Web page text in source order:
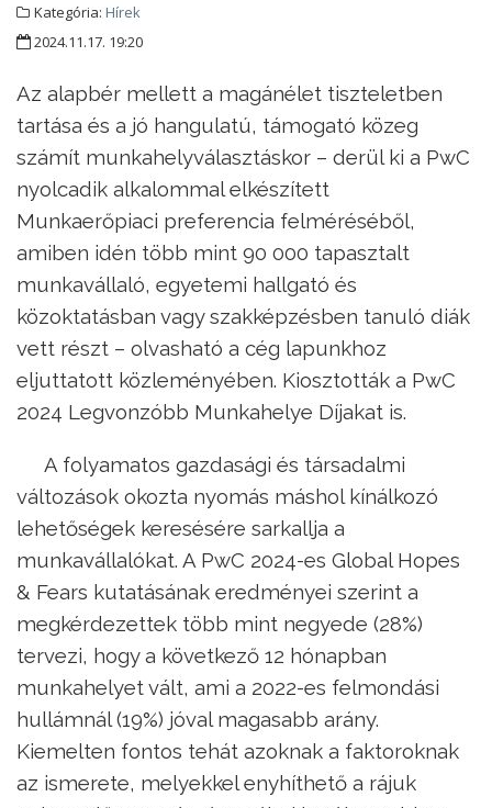
Kategória: Hírek
2024.11.17. 19:20
Az alapbér mellett a magánélet tiszteletben
tartása és a jó hangulatú, támogató közeg
számít munkahelyválasztáskor – derül ki a PwC
nyolcadik alkalommal elkészített
Munkaerőpiaci preferencia felméréséből,
amiben idén több mint 90 000 tapasztalt
munkavállaló, egyetemi hallgató és
közoktatásban vagy szakképzésben tanuló diák
vett részt – olvasható a cég lapunkhoz
eljuttatott közleményében. Kiosztották a PwC
2024 Legvonzóbb Munkahelye Díjakat is.
A folyamatos gazdasági és társadalmi
változások okozta nyomás máshol kínálkozó
lehetőségek keresésére sarkallja a
munkavállalókat. A PwC 2024-es Global Hopes
& Fears kutatásának eredményei szerint a
megkérdezettek több mint negyede (28%)
tervezi, hogy a következő 12 hónapban
munkahelyet vált, ami a 2022-es felmondási
hullámnál (19%) jóval magasabb arány.
Kiemelten fontos tehát azoknak a faktoroknak
az ismerete, melyekkel enyhíthető a rájuk